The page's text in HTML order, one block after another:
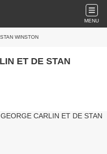
MENU
WINSTON
ET DE STAN